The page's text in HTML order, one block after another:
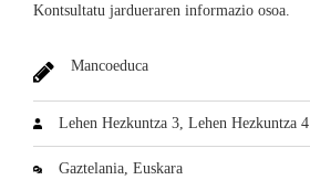
Kontsultatu jardueraren informazio osoa.
Mancoeduca
Lehen Hezkuntza 3, Lehen Hezkuntza 4
Gaztelania, Euskara